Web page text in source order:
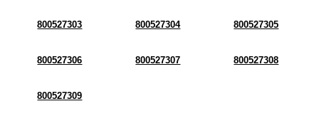
800527303 800527304 800527305
800527306 800527307 800527308
800527309